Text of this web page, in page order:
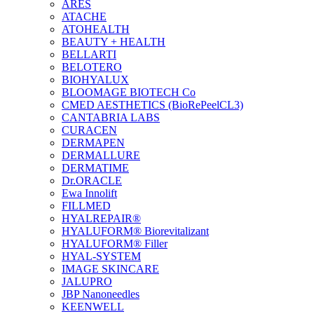
ARES
ATACHE
ATOHEALTH
BEAUTY + HEALTH
BELLARTI
BELOTERO
BIOHYALUX
BLOOMAGE BIOTECH Co
CMED AESTHETICS (BioRePeelCL3)
CANTABRIA LABS
CURACEN
DERMAPEN
DERMALLURE
DERMATIME
Dr.ORACLE
Ewa Innolift
FILLMED
НYALREPAIR®
HYALUFORM® Biorevitalizant
HYALUFORM® Filler
HYAL-SYSTEM
IMAGE SKINCARE
JALUPRO
JBP Nanoneedles
KEENWELL